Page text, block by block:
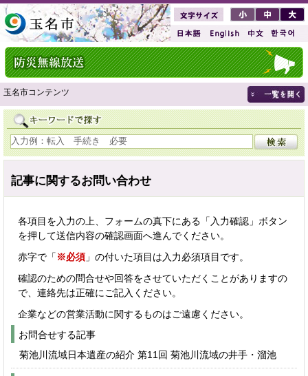
玉名市コンテンツ
記事に関するお問い合わせ
各項目を入力の上、フォームの真下にある「入力確認」ボタン
を押して送信内容の確認画面へ進んでください。
赤字で「 ※必須 」の付いた項目は入力必須項目です。
確認のための問合せや回答をさせていただくことがありますの
で、連絡先は正確にご記入ください。
企業などの営業活動に関するものはご遠慮ください。
お問合せする記事
菊池川流域日本遺産の紹介 第11回 菊池川流域の井手・溜池